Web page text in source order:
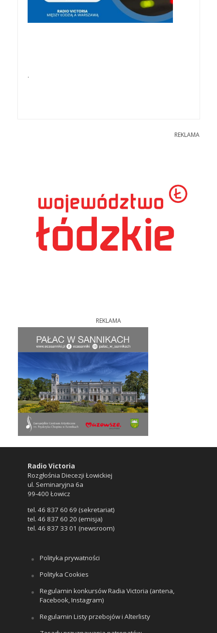
.
REKLAMA
REKLAMA
Radio Victoria
Rozgłośnia Diecezji Łowickiej
ul. Seminaryjna 6a
99-400 Łowicz
tel. 46 837 60 69 (sekretariat)
tel. 46 837 60 20 (emisja)
tel. 46 837 33 01 (newsroom)
Polityka prywatności
Polityka Cookies
Regulamin konkursów Radia Victoria (antena,
Facebook, Instagram)
Regulamin Listy przebojów i Alterlisty